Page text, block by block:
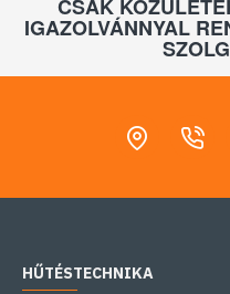
CSAK
IGAZOLVÁNNYAL
HŰTÉSTECHNIKA